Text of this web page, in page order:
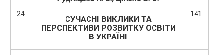
24.
СУЧАСНІ ВИКЛИКИ ТА
ПЕРСПЕКТИВИ РОЗВИТКУ ОСВІТИ
В УКРАЇНІ
141